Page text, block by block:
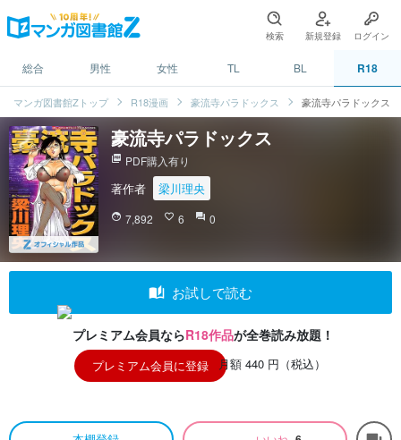
検索 新規登録 ログイン
総合 男性 女性 TL BL R18
マンガ図書館Zトップ R18漫画 豪流寺パラドックス 豪流寺パラドックス
豪流寺パラドックス
picture_as_pdf PDF購入有り
著作者 梁川理央
face 7,892 favorite_border 6 question_answer 0
auto_stories お試しで読む
プレミアム会員ならR18作品が全巻読み放題！
プレミアム会員に登録 月額 440 円（税込）